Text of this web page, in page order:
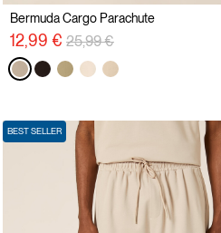
Bermuda Cargo Parachute
12,99 € Prix réduit de
25,99 €
BEST SELLER